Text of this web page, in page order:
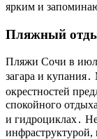
ярким и
Пляжный
Пляжи Сочи в
загара и
окрестностей
спокойного
и гидроциклах․